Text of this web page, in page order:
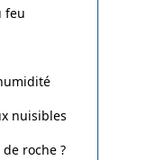
feu
nuisibles
roche ?